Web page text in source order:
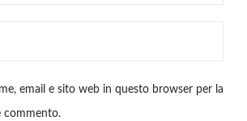
email e sito web in questo browser per la
commento.